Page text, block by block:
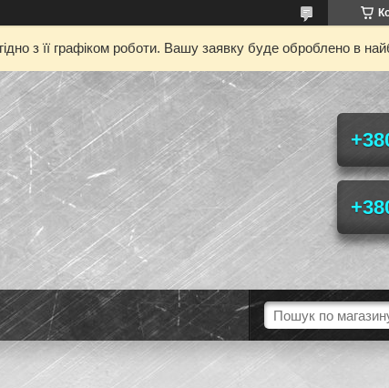
з її графіком роботи. Вашу заявку буде оброблено в